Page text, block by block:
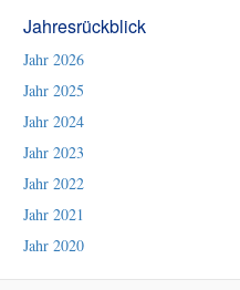
Jahresrückblick
Jahr 2026
Jahr 2025
Jahr 2024
Jahr 2023
Jahr 2022
Jahr 2021
Jahr 2020